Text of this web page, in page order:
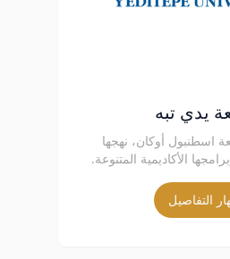
يدي تبه
اسطنبول أوكان، نهجها
الأكاديمية المتنوعة.
التفاصيل